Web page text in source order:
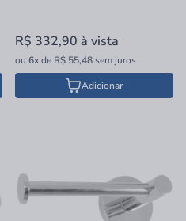
R$ 332,90 à vista
ou 6xde R$ 55,48sem juros
Adicionar